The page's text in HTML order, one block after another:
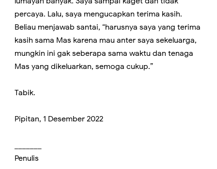
percaya. Lalu, saya mengucapkan terima kasih.
Beliau menjawab santai, “harusnya saya yang terima
kasih sama Mas karena mau anter saya sekeluarga,
mungkin ini gak seberapa sama waktu dan tenaga
Mas yang dikeluarkan, semoga cukup.”
Tabik.
Pipitan, 1 Desember 2022
Penulis